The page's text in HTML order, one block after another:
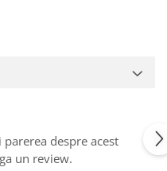
despre acest
un review.